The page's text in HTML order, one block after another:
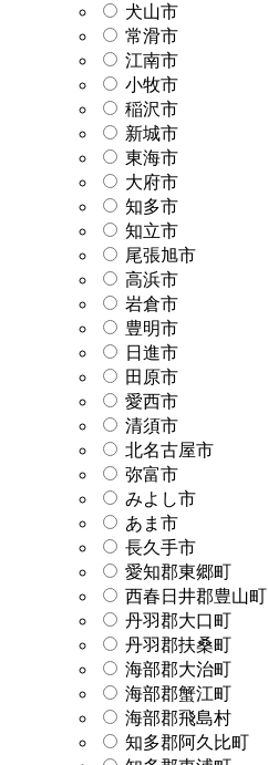
犬山市
常滑市
江南市
小牧市
稲沢市
新城市
東海市
大府市
知多市
知立市
尾張旭市
高浜市
岩倉市
豊明市
日進市
田原市
愛西市
清須市
北名古屋市
弥富市
みよし市
あま市
長久手市
愛知郡東郷町
西春日井郡豊山町
丹羽郡大口町
丹羽郡扶桑町
海部郡大治町
海部郡蟹江町
海部郡飛島村
知多郡阿久比町